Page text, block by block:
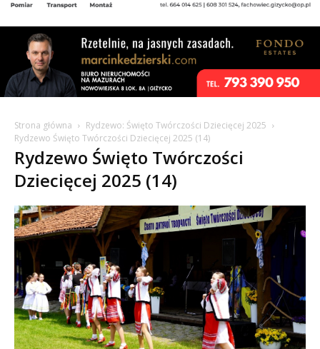
Strona główna
Rydzewo: Święto Twórczości Dziecięcej 2025
Rydzewo Święto Twórczości Dziecięcej 2025 (14)
Rydzewo Święto Twórczości
Dziecięcej 2025 (14)